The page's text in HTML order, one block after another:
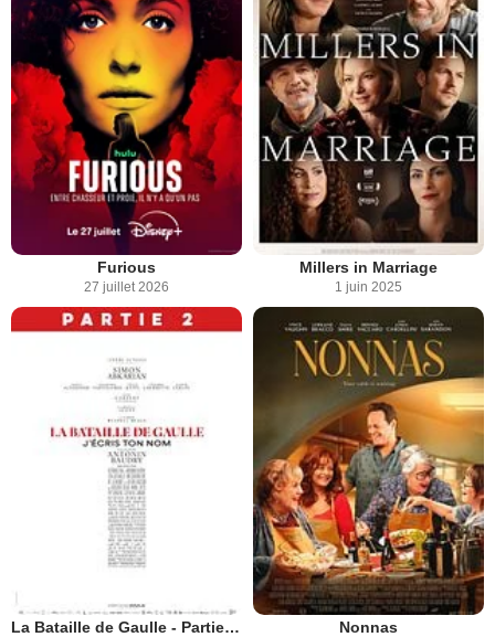
Furious
27 juillet 2026
Millers in Marriage
1 juin 2025
La Bataille de Gaulle - Partie 2 : J’écris ton nom Nonnas